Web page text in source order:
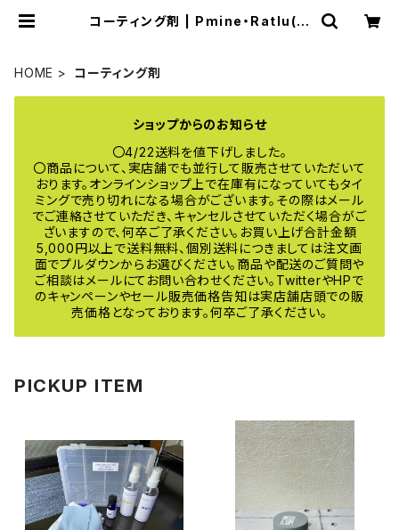
コーティング剤 | Pmine・Ratlu(プ
HOME コーティング剤
ショップからのお知らせ
〇4/22送料を値下げしました。
〇商品について、実店舗でも並行して販売させていただいて
おります。オンラインショップ上で在庫有になっていてもタイ
ミングで売り切れになる場合がございます。その際はメール
でご連絡させていただき、キャンセルさせていただく場合がご
ざいますので、何卒ご了承ください。お買い上げ合計金額
5,000円以上で送料無料、個別送料につきましては注文画
面でプルダウンからお選びください。商品や配送のご質問や
ご相談はメールにてお問い合わせください。TwitterやHPで
のキャンペーンやセール販売価格告知は実店舗店頭での販
売価格となっております。何卒ご了承ください。
PICKUP ITEM